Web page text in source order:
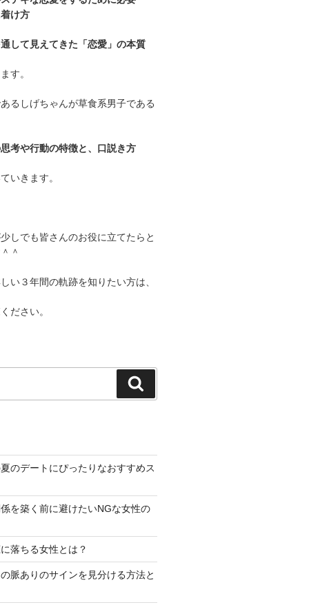
け方
して見えてきた「恋愛」の本質
す。
るしげちゃんが草食系男子である
考や行動の特徴と、口説き方
いきます。
しでも皆さんのお役に立てたらと
＾
い３年間の軌跡を知りたい方は、
ださい。
索
のデートにぴったりなおすすめス
を築く前に避けたいNGな女性の
落ちる女性とは？
脈ありのサインを見分ける方法と